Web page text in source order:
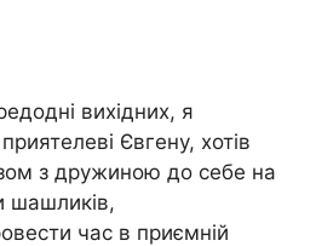
вихідних, я
Євгену, хотів
з дружиною до себе на
час в приємній